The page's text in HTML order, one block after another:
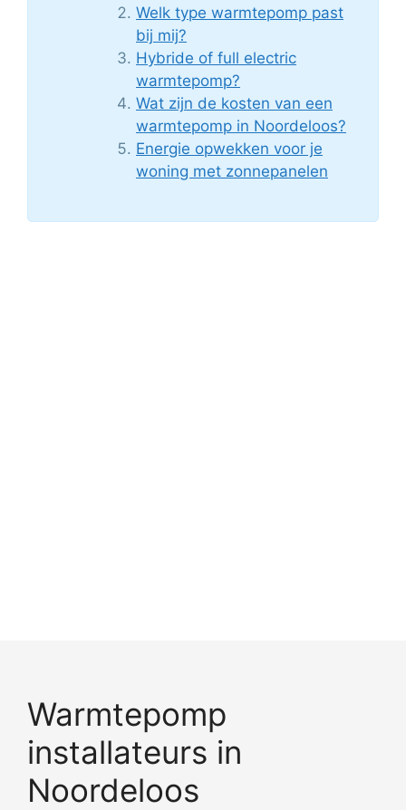
Welk type warmtepomp past
bij mij?
Hybride of full electric
warmtepomp?
Wat zijn de kosten van een
warmtepomp in Noordeloos?
Energie opwekken voor je
woning met zonnepanelen
Warmtepomp
installateurs in
Noordeloos